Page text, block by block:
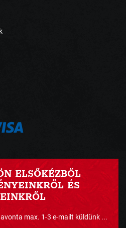
ELSŐKÉZBŐL
ÉS
max. 1-3 e-mailt küldünk ...